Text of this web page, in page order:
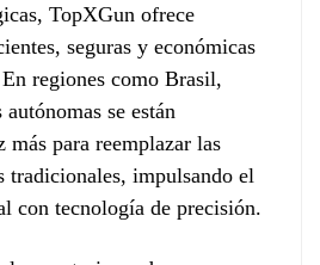
TopXGun ofrece
seguras y económicas
regiones como Brasil,
se están
más para reemplazar las
tradicionales, impulsando el
con tecnología de precisión.